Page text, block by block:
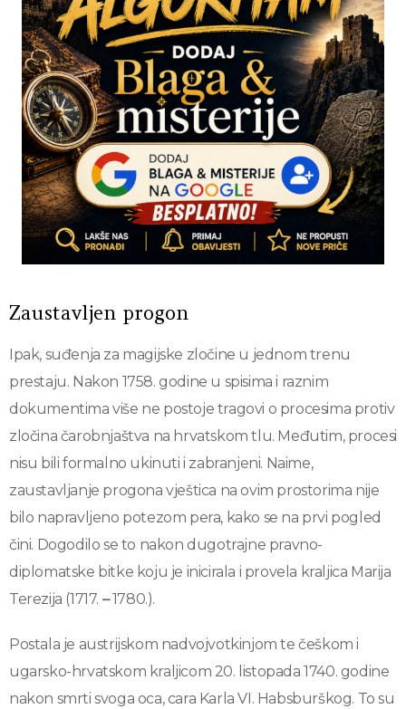
Zaustavljen progon
Ipak, suđenja za magijske zločine u jednom trenu
prestaju. Nakon 1758. godine u spisima i raznim
dokumentima više ne postoje tragovi o procesima protiv
zločina čarobnjaštva na hrvatskom tlu. Međutim, procesi
nisu bili formalno ukinuti i zabranjeni. Naime,
zaustavljanje progona vještica na ovim prostorima nije
bilo napravljeno potezom pera, kako se na prvi pogled
čini. Dogodilo se to nakon dugotrajne pravno-
diplomatske bitke koju je inicirala i provela kraljica Marija
Terezija (1717. –1780.).
Postala je austrijskom nadvojvotkinjom te češkom i
ugarsko-hrvatskom kraljicom 20. listopada 1740. godine
nakon smrti svoga oca, cara Karla VI. Habsburškog. To su